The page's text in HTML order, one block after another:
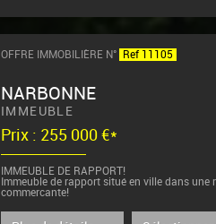
OFFRE IMMOBILIÈRE N° Ref 11105
NARBONNE
IMMEUBLE
Prix : 255 000 €*
IMMEUBLE DE RAPPORT!
Immeuble de rapport situé en ville dans une
commercante!
Il se compose :